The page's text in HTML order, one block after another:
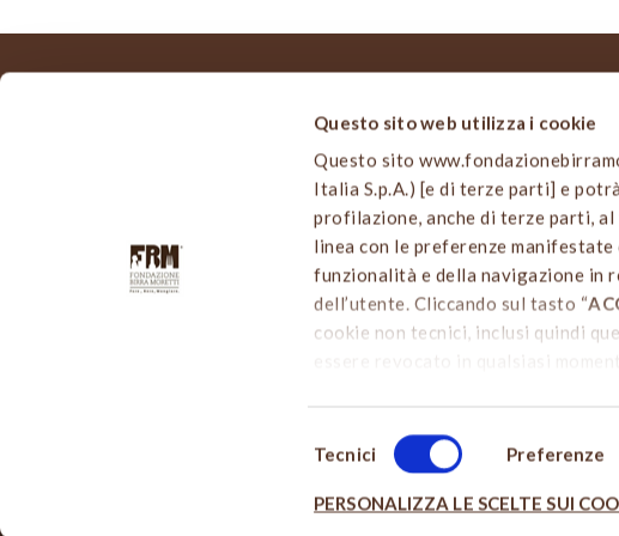
Questo sito web utilizza i cookie
Questo sito
Italia S.p.A.) [e di terze parti] e
profilazione, anche di terze parti,
linea con le preferenze
funzionalità e della navigazione in
dell’utente. Cliccando sul tasto “
cookie non tecnici, inclusi quindi
essere revocato in qualsiasi
esprimere le preferenze sui singoli
a destra - l’utente non presta il
mantenendo le impostazioni di
del
consenso
Tecnici Preferenze
PERSONALIZZA LE SCELTE SUI
20099 Sesto San Giovanni (MI)
info@fondazionebirramoretti.it
Home
Chi siamo
Le nostre attività
Cultura Birraria
Birra a tavola
Notizie di birra
Partecipa
COPYRIGHT 2016 ©